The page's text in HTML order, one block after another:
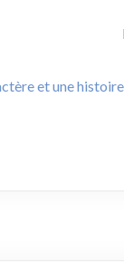
et une histoire